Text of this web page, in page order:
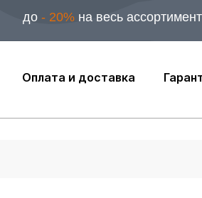
до - 20% на весь ассортимент
Оплата и доставка